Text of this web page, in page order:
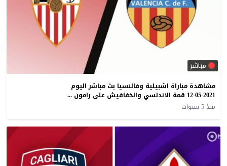
مباشر
مشاهدة مباراة اشبيلية وفالنسيا بث مباشر اليوم
12-05-2021 قمة الاندلسي والخفافيش على رامون سانشيز بيزخوان
منذ 5 سنوات